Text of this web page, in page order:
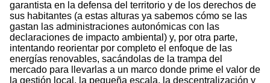
garantista en la defensa del territorio y de los derechos de
sus habitantes (a estas alturas ya sabemos cómo se las
gastan las administraciones autonómicas con las
declaraciones de impacto ambiental) y, por otra parte,
intentando reorientar por completo el enfoque de las
energías renovables, sacándolas de la trampa del
mercado para llevarlas a un marco donde prime el valor de
la gestión local, la pequeña escala, la descentralización y